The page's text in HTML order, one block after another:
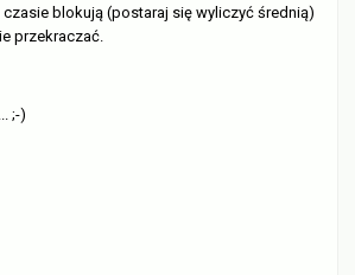
blokują (postaraj się wyliczyć średnią)
przekraczać.
;-)